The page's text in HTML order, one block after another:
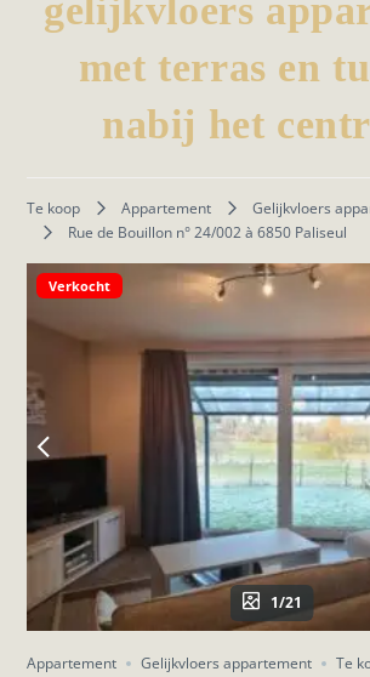
gelijkvloers
met terras en
nabij het
Te koop Appartement Gelijkvloers
Rue de Bouillon n° 24/002 à 6850 Paliseul
Verkocht
1/21
Appartement Gelijkvloers appartement Te